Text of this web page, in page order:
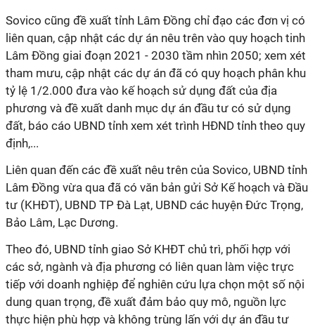
Sovico cũng đề xuất tỉnh Lâm Đồng chỉ đạo các đơn vị có
liên quan, cập nhật các dự án nêu trên vào quy hoạch tinh
Lâm Đồng giai đoạn 2021 - 2030 tầm nhìn 2050; xem xét
tham mưu, cập nhật các dự án đã có quy hoạch phân khu
tỷ lệ 1/2.000 đưa vào kế hoạch sử dụng đất của địa
phương và đề xuất danh mục dự án đầu tư có sử dụng
đất, báo cáo UBND tỉnh xem xét trình HĐND tỉnh theo quy
định,...
Liên quan đến các đề xuất nêu trên của Sovico, UBND tỉnh
Lâm Đồng vừa qua đã có văn bản gửi Sở Kế hoạch và Đầu
tư (KHĐT), UBND TP Đà Lạt, UBND các huyện Đức Trọng,
Bảo Lâm, Lạc Dương.
Theo đó, UBND tỉnh giao Sở KHĐT chủ trì, phối hợp với
các sở, ngành và địa phương có liên quan làm việc trực
tiếp với doanh nghiệp để nghiên cứu lựa chọn một số nội
dung quan trọng, đề xuất đảm bảo quy mô, nguồn lực
thực hiện phù hợp và không trùng lấn với dự án đầu tư